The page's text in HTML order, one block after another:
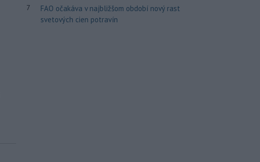
7
FAO očakáva v najbližšom období nový rast
svetových cien potravín